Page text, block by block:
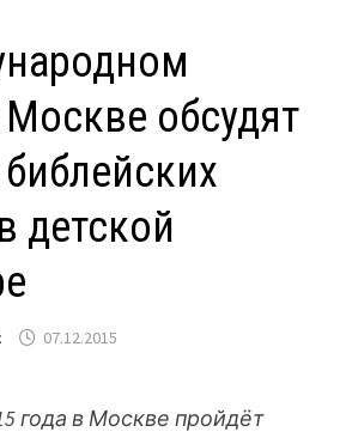
обсудят
детской
07.12.2015
года в Москве пройдёт